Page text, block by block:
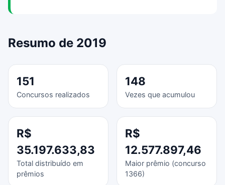
Resumo de 2019
151
Concursos realizados
148
Vezes que acumulou
R$
35.197.633,83
Total distribuído em
prêmios
R$
12.577.897,46
Maior prêmio (concurso
1366)